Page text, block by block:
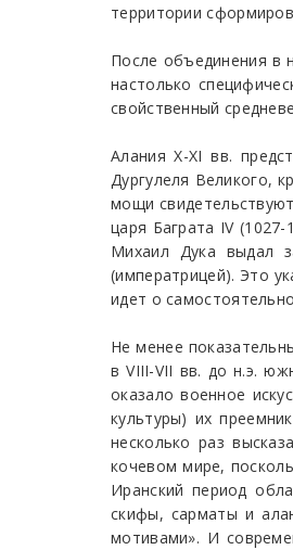
территории
После объединения в
настолько
свойственный
Алания X-XI вв.
Дургулеля Великого,
мощи
царя Баграта IV
Михаил Дука выдал
(императрицей). Это
идет о
Не менее
в VIII-VII вв. до н.э.
оказало военное
культуры) их
несколько раз
кочевом мире,
Иранский период
скифы, сарматы и
мотивами». И